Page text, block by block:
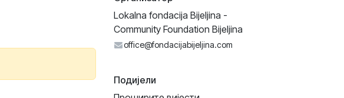
Lokalna fondacija Bijeljina -
Community Foundation Bijeljina
office@fondacijabijeljina.com
Подијели